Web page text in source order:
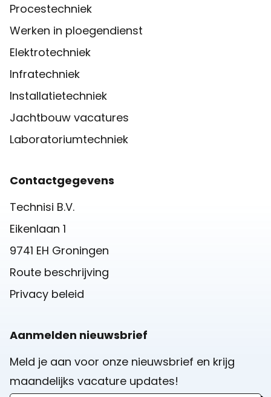
Procestechniek
Werken in ploegendienst
Elektrotechniek
Infratechniek
Installatietechniek
Jachtbouw vacatures
Laboratoriumtechniek
Contactgegevens
Technisi B.V.
Eikenlaan 1
9741 EH Groningen
Route beschrijving
Privacy beleid
Aanmelden nieuwsbrief
Meld je aan voor onze nieuwsbrief en krijg
maandelijks vacature updates!